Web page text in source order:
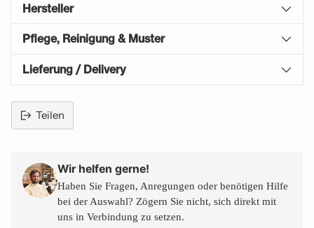
Hersteller
Pflege, Reinigung & Muster
Lieferung / Delivery
Teilen
den
Warenkorb
legen
Wir helfen gerne!
Haben Sie Fragen, Anregungen oder benötigen Hilfe
bei der Auswahl? Zögern Sie nicht, sich direkt mit
uns in Verbindung zu setzen.